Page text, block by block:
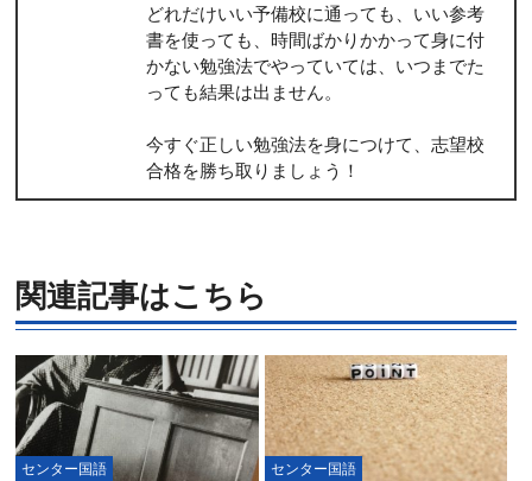
どれだけいい予備校に通っても、いい参考
書を使っても、時間ばかりかかって身に付
かない勉強法でやっていては、いつまでた
っても結果は出ません。
今すぐ正しい勉強法を身につけて、志望校
合格を勝ち取りましょう！
関連記事はこちら
センター国語 センター国語